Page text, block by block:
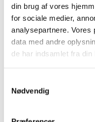
din brug af vores
for sociale medier,
analysepartnere. Vores
data med andre
de har indsamlet fra
Nødvendig
Kofanger bag - 596
Husqvarna
288,00 DKK
(inkl. moms)